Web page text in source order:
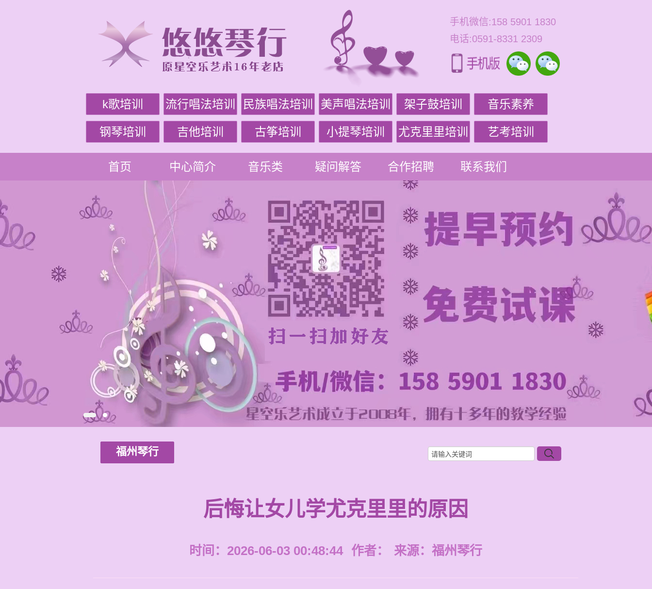
手机微信:158 5901 1830
电话:0591-8331 2309
k歌培训 流行唱法培训 民族唱法培训 美声唱法培训 架子鼓培训 音乐素养
钢琴培训 吉他培训 古筝培训 小提琴培训 尤克里里培训 艺考培训
首页 中心简介 音乐类 疑问解答 合作招聘 联系我们
福州琴行
后悔让女儿学尤克里里的原因
时间：2026-06-03 00:48:44 作者： 来源： 福州琴行